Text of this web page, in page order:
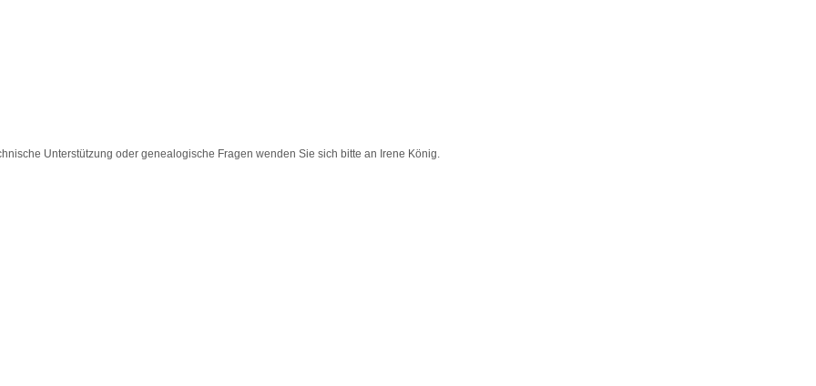
Unterstützung oder genealogische Fragen wenden Sie sich bitte an Irene König.